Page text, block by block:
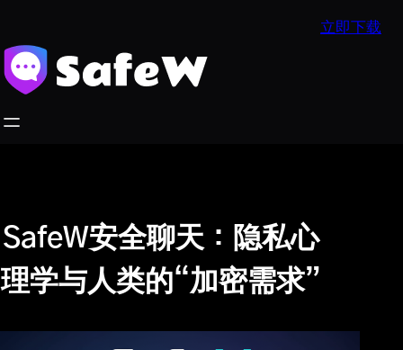
内
容
立即下载
SafeW安全聊天：隐私心
理学与人类的“加密需求”